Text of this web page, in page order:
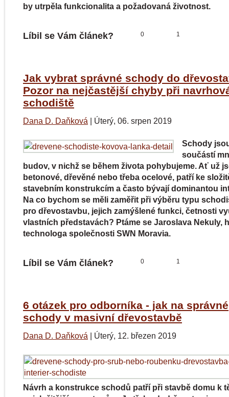
by utrpěla funkcionalita a požadovaná životnost.
Líbil se Vám článek? 1
0
Jak vybrat správné schody do
Pozor na nejčastější chyby při
schodiště
Dana D. Daňková | Úterý, 06. srpen 2019
Schody
součástí
budov, v nichž se během života pohybujeme. Ať už
betonové, dřevěné nebo třeba ocelové, patří ke
stavebním konstrukcím a často bývají dominantou
Na co bychom se měli zaměřit při výběru typu
pro dřevostavbu, jejich zamýšlené funkci, četnosti
vlastních představách? Ptáme se Jaroslava Nekuly,
technologa společnosti SWN Moravia.
Líbil se Vám článek? 1
0
6 otázek pro odborníka - jak na správné
schody v masivní dřevostavbě
Dana D. Daňková | Úterý, 12. březen 2019
Návrh a konstrukce schodů patří při stavbě domu k